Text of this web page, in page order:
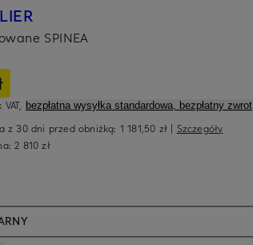
SPINEA
bezpłatna wysyłka standardowa, bezpłatny zwrot
z 30 dni przed obniżką: 1 181,50 zł | Szczegóły
2 810 zł